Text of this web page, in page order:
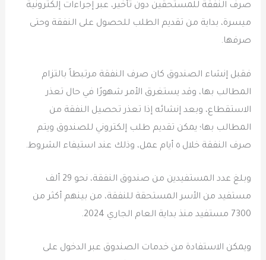
صرف النفقة للمستحقين دون تأخير، عبر إجراءات إلكترونية
ميسرة، بداية من تقديم الطلب للحصول على النفقة وحتى
صرفها.
فقبل إنشاء الصندوق كان صرف النفقة مرتبطاً بالتزام
المطالب بها، وقد يستغرق الأمر شهورًا في حال تعذر
الاستقطاع، وبعد إنشائه إذا تعذر تحصيل النفقة من
المطالب بها؛ يمكن تقديم طلب إلكتروني للصندوق ويتم
صرف النفقة خلال ٥ أيام عمل، وذلك عند استيفاء الشروط.
وبلغ عدد المستفيدين من صندوق النفقة، نحو 29 ألف
مستفيد من الأسر المستحقة للنفقة، من بينهم أكثر من
7300 مستفيد منذ بداية العام الجاري 2024.
ويمكن الاستفادة من خدمات الصندوق عبر الدخول على